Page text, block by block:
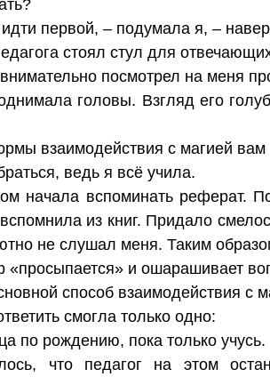
первой, – подумала я, –
стоял стул для
посмотрел на меня
головы. Взгляд его
взаимодействия с магией
ведь я всё учила.
начала вспоминать реферат.
из книг. Придало
не слушал меня. Таким
«просыпается» и ошарашивает
способ взаимодействия с
смогла только одно:
по рождению, пока только учусь.
что педагог на этом